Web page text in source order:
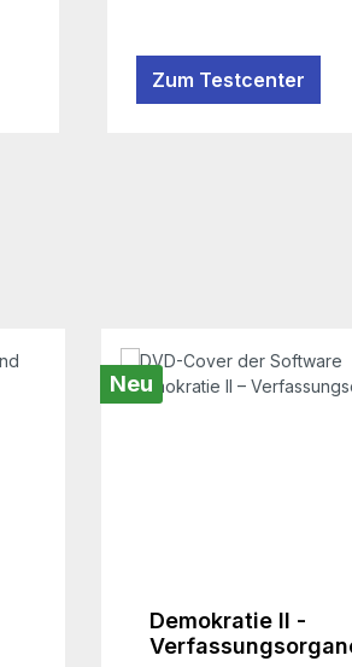
Zum Testcenter
Neu
Demokratie II -